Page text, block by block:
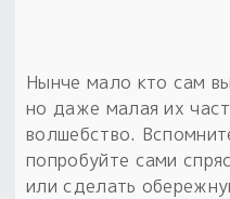
Нынче мало кто сам
но даже малая их
волшебство.
попробуйте сами
или сделать